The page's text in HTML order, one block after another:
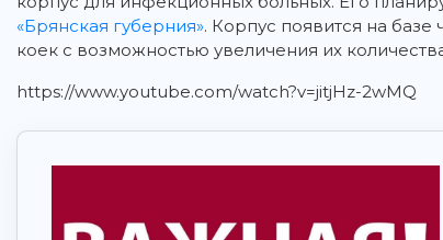
«Брянская губерния». Корпус появится на
коек с возможностью увеличения их
https://www.youtube.com/watch?v=jitjHz-2wMQ